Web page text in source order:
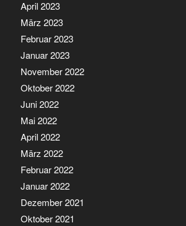
April 2023
März 2023
Februar 2023
Januar 2023
November 2022
Oktober 2022
Juni 2022
Mai 2022
April 2022
März 2022
Februar 2022
Januar 2022
Dezember 2021
Oktober 2021